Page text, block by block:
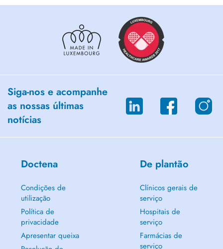
Siga-nos e acompanhe
as nossas últimas
notícias
Doctena
Condições de
utilização
Política de
privacidade
Apresentar queixa
De plantão
Clínicos gerais de
serviço
Hospitais de
serviço
Farmácias de
serviço